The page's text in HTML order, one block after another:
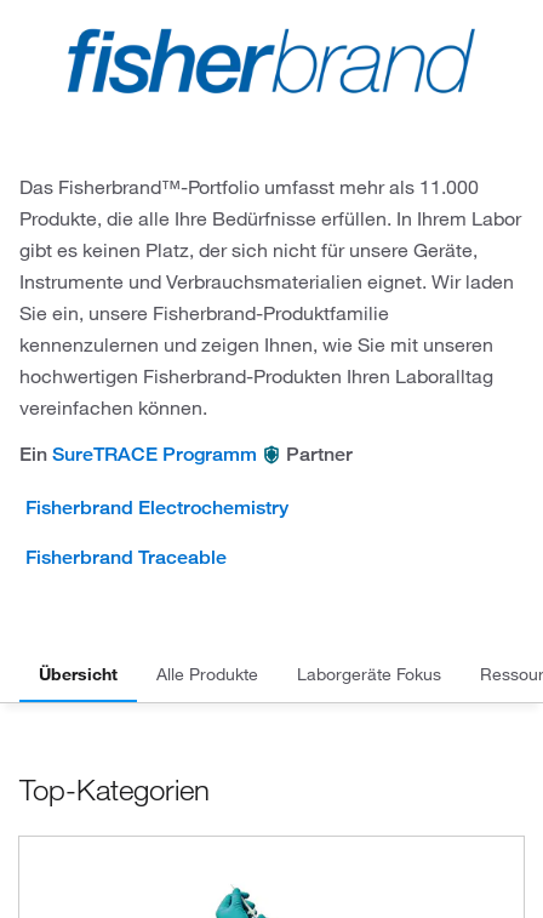
Das Fisherbrand™-Portfolio umfasst mehr als 11.000
Produkte, die alle Ihre Bedürfnisse erfüllen. In Ihrem Labor
gibt es keinen Platz, der sich nicht für unsere Geräte,
Instrumente und Verbrauchsmaterialien eignet. Wir laden
Sie ein, unsere Fisherbrand-Produktfamilie
kennenzulernen und zeigen Ihnen, wie Sie mit unseren
hochwertigen Fisherbrand-Produkten Ihren Laboralltag
vereinfachen können.
Ein SureTRACE Programm Partner
Fisherbrand Electrochemistry
Fisherbrand Traceable
Übersicht Alle Produkte Laborgeräte Fokus
Top-Kategorien